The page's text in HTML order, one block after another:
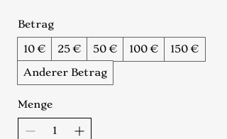
Betrag
10 €
25 € 50 € 100 €
150 €
Anderer Betrag
Menge